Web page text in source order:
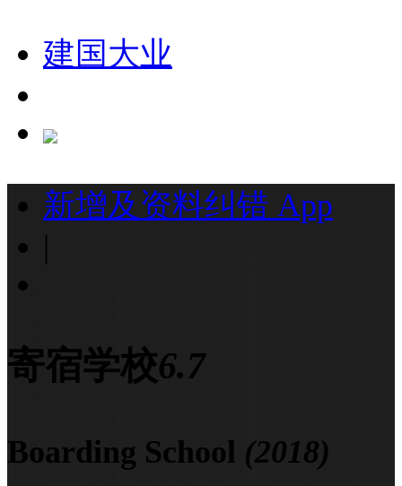
建国大业
新增及资料纠错 App
|
寄宿学校6.7
Boarding School (2018)